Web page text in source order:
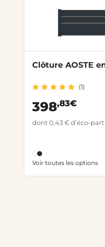
Clôture AOSTE
(1)
398,83€
dont 0,43 € d’éco-part
Voir toutes les options